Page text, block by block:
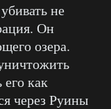
не
Он
озера.
как
через Руины